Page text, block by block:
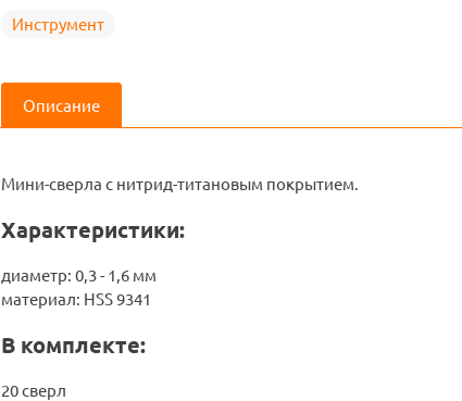
Инструмент
Описание
Мини-сверла с нитрид-титановым покрытием.
Характеристики:
диаметр: 0,3 - 1,6 мм
материал: HSS 9341
В комплекте:
20 сверл